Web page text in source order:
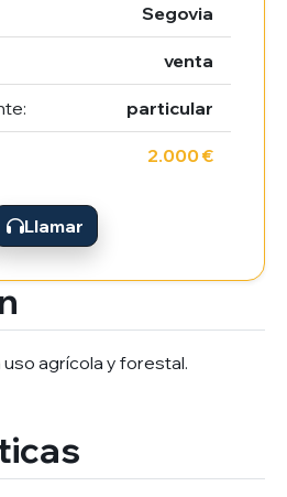
agrícola y forestal.
Segovia
venta
particular
2.000 €
Llamar